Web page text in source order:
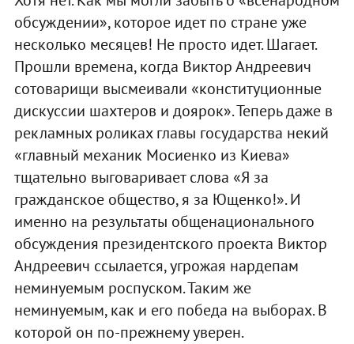
обсуждении», которое идет по стране уже
несколько месяцев! Не просто идет. Шагает.
Прошли времена, когда Виктор Андреевич
сотоварищи высмеивали «конституционные
дискуссии шахтеров и доярок». Теперь даже в
рекламных роликах главы государства некий
«главный механик Мосиенко из Киева»
тщательно выговаривает слова «Я за
гражданское общество, я за Ющенко!». И
именно на результаты общенационального
обсуждения президентского проекта Виктор
Андреевич ссылается, угрожая нардепам
неминуемым роспуском. Таким же
неминуемым, как и его победа на выборах. В
которой он по-прежнему уверен.